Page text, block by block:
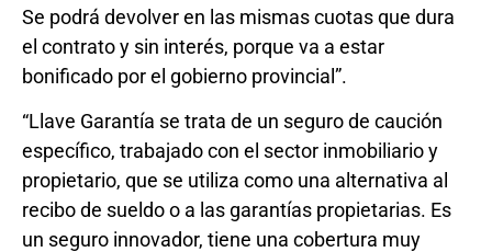
Se podrá devolver en las mismas cuotas que dura
el contrato y sin interés, porque va a estar
bonificado por el gobierno provincial”.
“Llave Garantía se trata de un seguro de caución
específico, trabajado con el sector inmobiliario y
propietario, que se utiliza como una alternativa al
recibo de sueldo o a las garantías propietarias. Es
un seguro innovador, tiene una cobertura muy